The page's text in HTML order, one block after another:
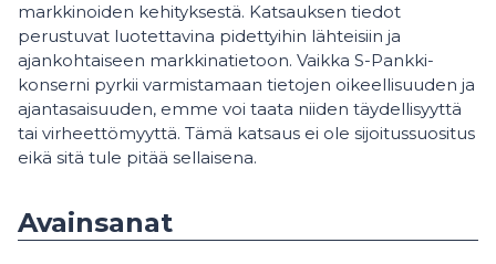
markkinoiden kehityksestä. Katsauksen tiedot
perustuvat luotettavina pidettyihin lähteisiin ja
ajankohtaiseen markkinatietoon. Vaikka S-Pankki-
konserni pyrkii varmistamaan tietojen oikeellisuuden ja
ajantasaisuuden, emme voi taata niiden täydellisyyttä
tai virheettömyyttä. Tämä katsaus ei ole sijoitussuositus
eikä sitä tule pitää sellaisena.
Avainsanat